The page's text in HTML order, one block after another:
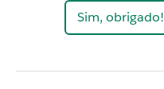
Sim, obrigado!